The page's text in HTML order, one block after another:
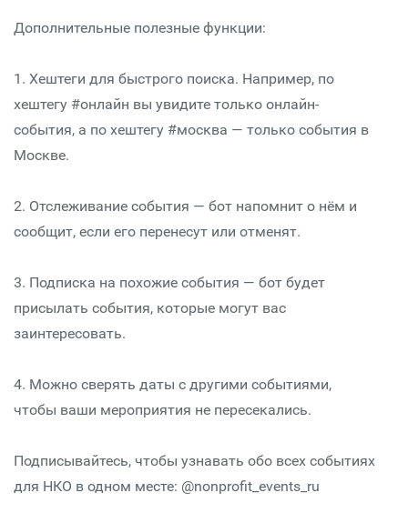
Дополнительные полезные функции:
1. Хештеги для быстрого поиска. Например, по
хештегу #онлайн вы увидите только онлайн-
события, а по хештегу #москва — только события в
Москве.
2. Отслеживание события — бот напомнит о нём и
сообщит, если его перенесут или отменят.
3. Подписка на похожие события — бот будет
присылать события, которые могут вас
заинтересовать.
4. Можно сверять даты с другими событиями,
чтобы ваши мероприятия не пересекались.
Подписывайтесь, чтобы узнавать обо всех событиях
для НКО в одном месте: @nonprofit_events_ru